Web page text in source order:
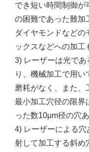
でき短い時間制御が
の困難であった難加
ダイヤモンドなどの
ックスなどへの加工
3) レーザーは光で
り、機械加工で用
磨耗がなく、また、
最小加工穴径の限界
った数10μm径の穴
4) レーザーによる
射して加工する斜め